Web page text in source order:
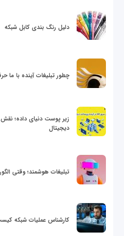
دلیل رنگ بندی کابل شبکه
چطور تبلیغات آینده با ما
دیجیتال
تبلیغات هوشمند؛ وقتی
کارشناس عملیات شبکه